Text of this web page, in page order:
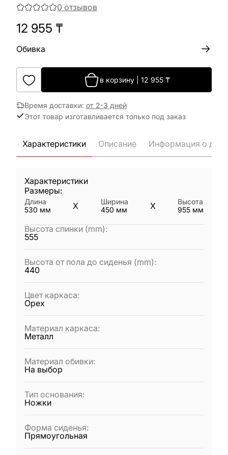
0 отзывов
12 955 ₸
Обивка
в корзину| 12 955₸
Время доставки: от 2-3 дней
Этот товар изготавливается только под заказ
Характеристики Описание Информация о
Характеристики
Размеры:
Длина
530 мм X
Ширина
450 мм X
Высота
955 мм
Высота спинки (mm):
555
Высота от пола до сиденья (mm):
440
Цвет каркаса:
Орех
Материал каркаса:
Металл
Материал обивки:
На выбор
Тип основания:
Ножки
Форма сиденья:
Прямоугольная